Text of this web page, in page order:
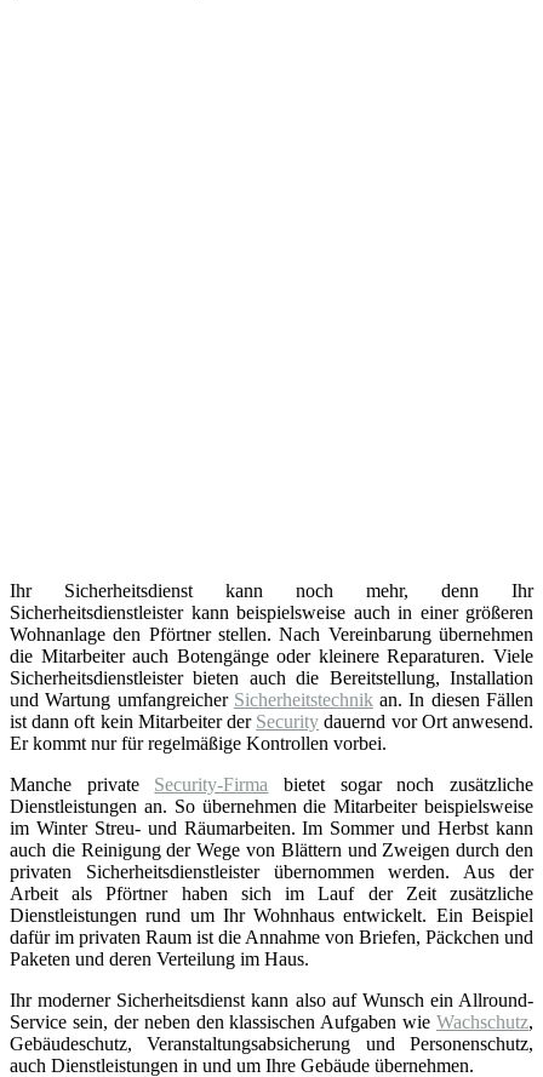
Ihr Sicherheitsdienst kann noch mehr, denn Ihr
Sicherheitsdienstleister kann beispielsweise auch in einer größeren
Wohnanlage den Pförtner stellen. Nach Vereinbarung übernehmen
die Mitarbeiter auch Botengänge oder kleinere Reparaturen. Viele
Sicherheitsdienstleister bieten auch die Bereitstellung, Installation
und Wartung umfangreicher Sicherheitstechnikan. In diesen Fällen
ist dann oft kein Mitarbeiter der Security dauernd vor Ort anwesend.
Er kommt nur für regelmäßige Kontrollen vorbei.
Manche private Security-Firma bietet sogar noch zusätzliche
Dienstleistungen an. So übernehmen die Mitarbeiter beispielsweise
im Winter Streu- und Räumarbeiten. Im Sommer und Herbst kann
auch die Reinigung der Wege von Blättern und Zweigen durch den
privaten Sicherheitsdienstleister übernommen werden. Aus der
Arbeit als Pförtner haben sich im Lauf der Zeit zusätzliche
Dienstleistungen rund um Ihr Wohnhaus entwickelt. Ein Beispiel
dafür im privaten Raum ist die Annahme von Briefen, Päckchen und
Paketen und deren Verteilung im Haus.
Ihr moderner Sicherheitsdienst kann also auf Wunsch ein Allround-
Service sein, der neben den klassischen Aufgaben wie Wachschutz,
Gebäudeschutz, Veranstaltungsabsicherung und Personenschutz,
auch Dienstleistungen in und um Ihre Gebäude übernehmen.